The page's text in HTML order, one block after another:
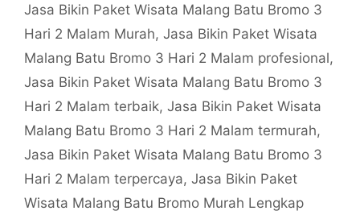
Jasa Bikin Paket Wisata Malang Batu Bromo 3
Hari 2 Malam Murah, Jasa Bikin Paket Wisata
Malang Batu Bromo 3 Hari 2 Malam profesional,
Jasa Bikin Paket Wisata Malang Batu Bromo 3
Hari 2 Malam terbaik, Jasa Bikin Paket Wisata
Malang Batu Bromo 3 Hari 2 Malam termurah,
Jasa Bikin Paket Wisata Malang Batu Bromo 3
Hari 2 Malam terpercaya, Jasa Bikin Paket
Wisata Malang Batu Bromo Murah Lengkap